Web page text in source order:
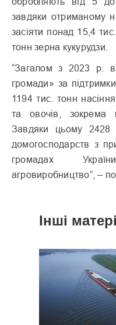
завдяки отриманому
засіяти понад 15,4
тонн зерна кукурудзи.
“Загалом з 2023 р. в
громади» за
1194 тис. тонн
та овочів, зокрема
Завдяки цьому
домогосподарств з
громадах
агровиробництво”, –
Інші